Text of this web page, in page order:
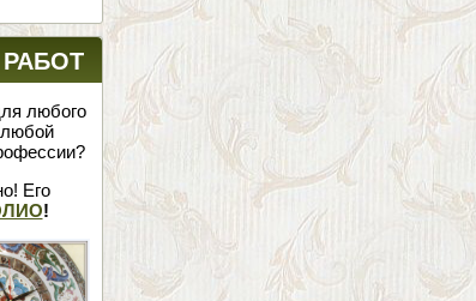
любого
Его
!